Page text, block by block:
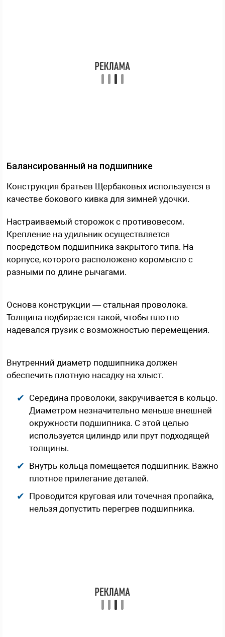
Балансированный на подшипнике
Конструкция братьев Щербаковых используется в
качестве бокового кивка для зимней удочки.
Настраиваемый сторожок с противовесом.
Крепление на удильник осуществляется
посредством подшипника закрытого типа. На
корпусе, которого расположено коромысло с
разными по длине рычагами.
Основа конструкции — стальная проволока.
Толщина подбирается такой, чтобы плотно
надевался грузик с возможностью перемещения.
Внутренний диаметр подшипника должен
обеспечить плотную насадку на хлыст.
Середина проволоки, закручивается в кольцо.
Диаметром незначительно меньше внешней
окружности подшипника. С этой целью
используется цилиндр или прут подходящей
толщины.
Внутрь кольца помещается подшипник. Важно
плотное прилегание деталей.
Проводится круговая или точечная пропайка,
нельзя допустить перегрев подшипника.